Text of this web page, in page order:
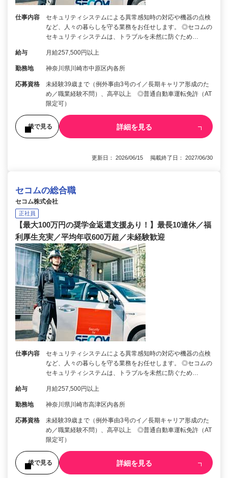
仕事内容
セキュリティシステムによる異常感知時の対応や機器の点検
など、人々の暮らしを守る業務をお任せします。 ◎セコムの
セキュリティシステムは、トラブルを未然に防ぐため…
給与 月給257,500円以上
勤務地 神奈川県川崎市中原区内各所
応募資格
未経験39歳まで（例外事由3号のイ／長期キャリア形成のた
め／職業経験不問）、高卒以上 ◎普通自動車運転免許（AT
限定可）
後で見る 詳細を見る
更新日： 2026/06/15 掲載終了日： 2027/06/30
セコムの総合職
セコム株式会社
正社員
【最大100万円の奨学金返還支援あり！】最長10連休／福
利厚生充実／平均年収600万超／未経験歓迎
仕事内容
セキュリティシステムによる異常感知時の対応や機器の点検
など、人々の暮らしを守る業務をお任せします。 ◎セコムの
セキュリティシステムは、トラブルを未然に防ぐため…
給与 月給257,500円以上
勤務地 神奈川県川崎市高津区内各所
応募資格
未経験39歳まで（例外事由3号のイ／長期キャリア形成のた
め／職業経験不問）、高卒以上 ◎普通自動車運転免許（AT
限定可）
後で見る 詳細を見る